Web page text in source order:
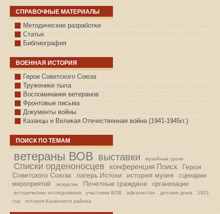
СПРАВОЧНЫЕ МАТЕРИАЛЫ
Методические разработки
Статьи
Библиография
ВОЕННАЯ ИСТОРИЯ
С.КАЗАНСКОЕ
Герои Советского Союза
Труженики тыла
Воспоминания ветеранов
Фронтовые письма
Документы войны
Казанцы и Великая Отечественная война (1941-1945гг.)
ПОИСК ПО ТЕМАМ
ветераны ВОВ выставки музейные уроки
Списки орденоносцев конференция Поиск
Герои
Советского Союза
лагерь Истоки история музея
сценарии
мероприятий
экскурсии Почетные граждане организации
исторические исследования участники ВОВ афганистан детские дома
1921
год
история Казанского района